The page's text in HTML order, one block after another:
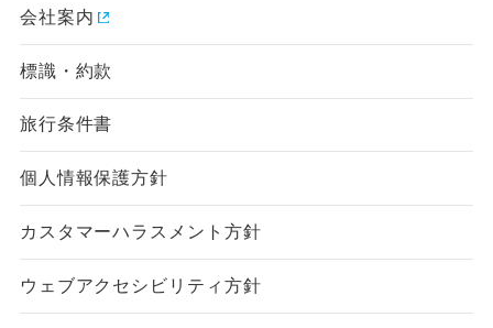
会社案内
標識・約款
旅行条件書
個人情報保護方針
カスタマーハラスメント方針
ウェブアクセシビリティ方針